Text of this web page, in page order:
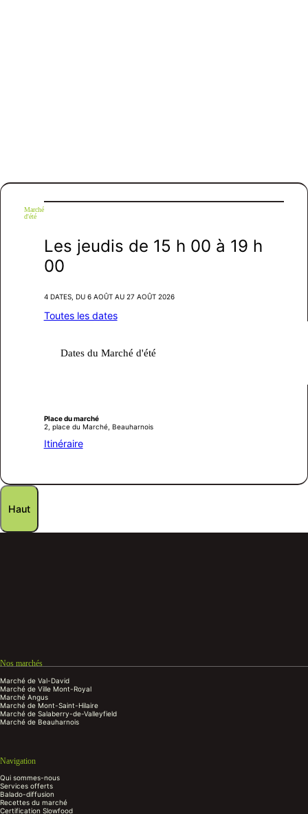
Marché
d'été
Les jeudis de 15 h 00 à 19 h
00
4 DATES, DU 6 AOÛT AU 27 AOÛT 2026
Toutes les dates
Dates du Marché d'été
Place du marché
2, place du Marché, Beauharnois
Itinéraire
Haut
Nos marchés
Marché de Val-David
Marché de Ville Mont-Royal
Marché Angus
Marché de Mont-Saint-Hilaire
Marché de Salaberry-de-Valleyfield
Marché de Beauharnois
Navigation
Qui sommes-nous
Services offerts
Balado-diffusion
Recettes du marché
Certification Slowfood